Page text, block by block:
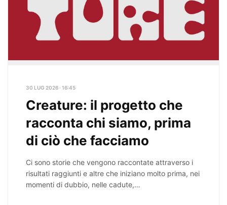
30 LUG 2026 · 16:45
Creature: il progetto che
racconta chi siamo, prima
di ciò che facciamo
Ci sono storie che vengono raccontate attraverso i
risultati raggiunti e altre che iniziano molto prima, nei
momenti di dubbio, nelle cadute,…